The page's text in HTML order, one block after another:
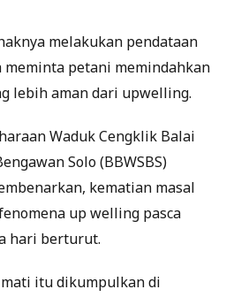
melakukan pendataan
petani memindahkan
lebih aman dari upwelling.
Waduk Cengklik Balai
Solo (BBWSBS)
kematian masal
up welling pasca
hari berturut.
itu dikumpulkan di